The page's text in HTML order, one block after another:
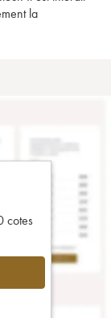
la
cotes